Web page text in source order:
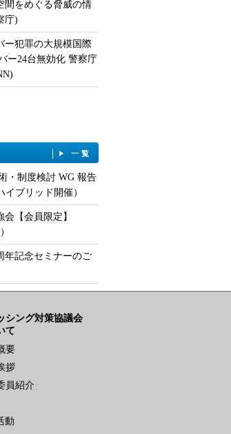
間をめぐる脅威の情
庁)
ー犯罪の大規模国際
ー24台無効化 警察庁
一覧
・制度検討 WG 報告
イブリッド開催）
【会員限定】
年記念セミナーのご
シング対策協議会
て
要
拶
員紹介
動